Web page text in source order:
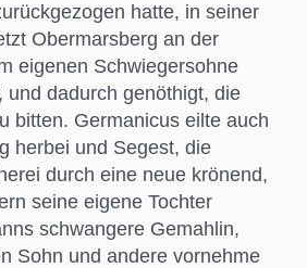
hatte, in seiner
Obermarsberg an der
eigenen Schwiegersohne
und dadurch genöthigt, die
bitten. Germanicus eilte auch
herbei und Segest, die
durch eine neue krönend,
seine eigene Tochter
schwangere Gemahlin,
Sohn und andere vornehme